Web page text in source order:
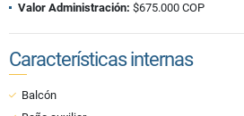
Valor Administración: $675.000 COP
Características internas
Balcón